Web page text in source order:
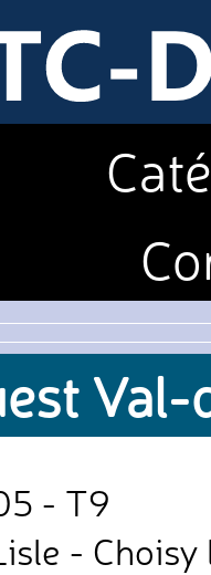
- T9
- Choisy